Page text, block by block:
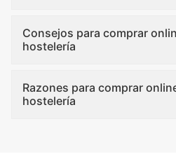
Consejos para comprar
hostelería
Razones para comprar
hostelería